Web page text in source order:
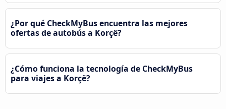
¿Por qué CheckMyBus encuentra las mejores
ofertas de autobús a Korçë?
¿Cómo funciona la tecnología de CheckMyBus
para viajes a Korçë?